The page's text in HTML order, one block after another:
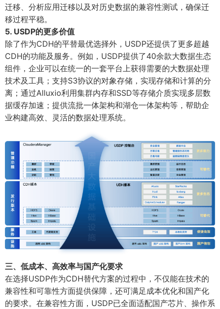
迁移、分析应用迁移以及对历史数据的兼容性测试，确保迁
移过程平稳。
5. USDP的更多价值
除了作为CDH的平替最优选择外，USDP还提供了更多超越
CDH的功能及服务。例如，USDP提供了40余款大数据生态
组件，企业可以在统一的一套平台上获得需要的大数据处理
技术及工具；支持S3协议的对象存储，实现存储和计算的分
离；通过Alluxio利用集群内存和SSD等存储介质实现多层数
据缓存加速；提供流批一体架构和湖仓一体架构等，帮助企
业构建高效、灵活的数据处理系统。
三、低成本、高效率与国产化要求
在选择USDP作为CDH替代方案的过程中，不仅能在技术的
兼容性和可靠性方面提供保障，还可满足成本优化和国产化
的要求。在兼容性方面，USDP已全面适配国产芯片、操作系